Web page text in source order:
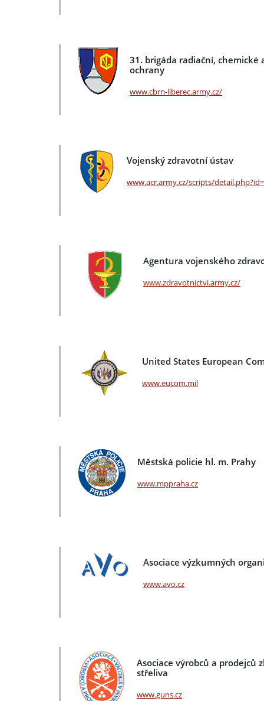
31. brigáda radiační, chemické
ochrany
www.cbrn-liberec.army.cz/
Vojenský zdravotní ústav
www.acr.army.cz/scripts/
Agentura vojenského
www.zdravotnictvi.army.cz/
United States European
www.eucom.mil
Městská policie hl. m. Prahy
www.mppraha.cz
Asociace výzkumných
www.avo.cz
Asociace výrobců a prodejců
střeliva
www.guns.cz